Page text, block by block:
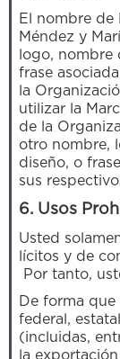
El nombre de
Méndez y
logo, nombre
frase
la
utilizar la
de la
otro nombre,
diseño, o
sus
6. Usos
Usted
lícitos y de
Por tanto,
De forma
federal,
(incluidas,
la